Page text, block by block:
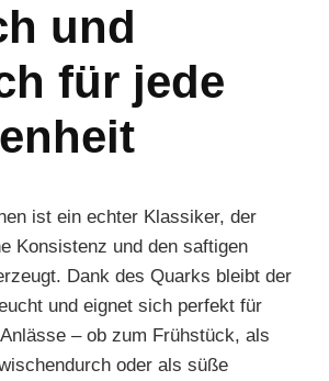
und
für jede
ist ein echter Klassiker, der
Konsistenz und den saftigen
Dank des Quarks bleibt der
und eignet sich perfekt für
– ob zum Frühstück, als
oder als süße